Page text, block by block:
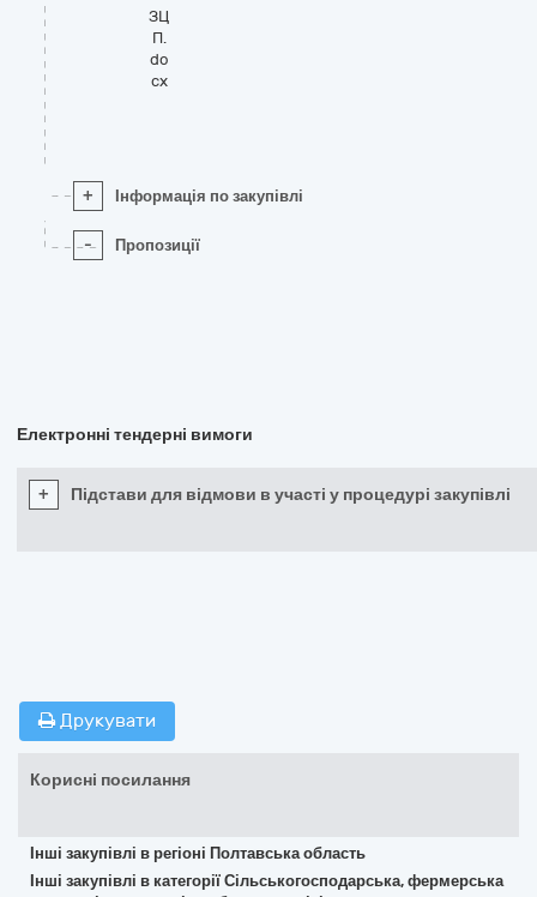
ЗЦ
П.
do
cx
+ Інформація по закупівлі
- Пропозиції
Електронні тендерні вимоги
+ Підстави для відмови в участі у процедурі закупівлі
Друкувати
Корисні посилання
Інші закупівлі в регіоні Полтавська область
Інші закупівлі в категорії Сільськогосподарська, фермерська